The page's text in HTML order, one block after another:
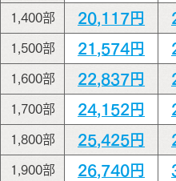
1,400部 20,117円
1,500部 21,574円
1,600部 22,837円
1,700部 24,152円
1,800部 25,425円
1,900部 26,740円